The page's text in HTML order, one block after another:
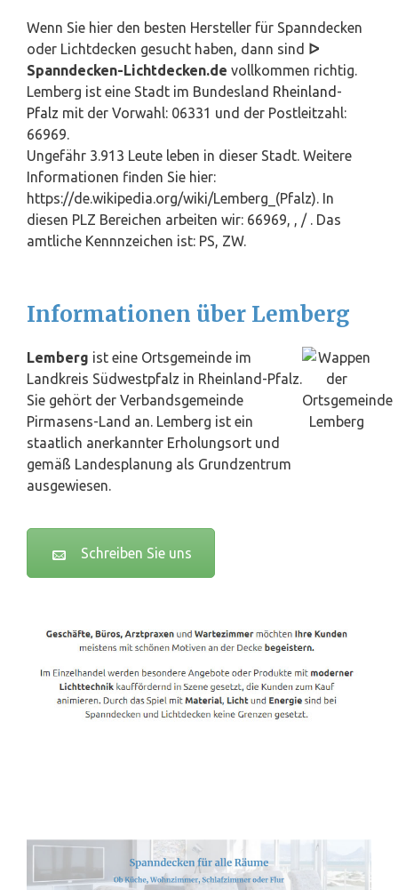
Wenn Sie hier den besten Hersteller für Spanndecken
oder Lichtdecken gesucht haben, dann sind ᐅ
Spanndecken-Lichtdecken.de vollkommen richtig.
Lemberg ist eine Stadt im Bundesland Rheinland-
Pfalz mit der Vorwahl: 06331 und der Postleitzahl:
66969.
Ungefähr 3.913 Leute leben in dieser Stadt. Weitere
Informationen finden Sie hier:
https://de.wikipedia.org/wiki/Lemberg_(Pfalz). In
diesen PLZ Bereichen arbeiten wir: 66969, , / . Das
amtliche Kennnzeichen ist: PS, ZW.
Informationen über Lemberg
Lemberg ist eine Ortsgemeinde im
Landkreis Südwestpfalz in Rheinland-Pfalz.
Sie gehört der Verbandsgemeinde
Pirmasens-Land an. Lemberg ist ein
staatlich anerkannter Erholungsort und
gemäß Landesplanung als Grundzentrum
ausgewiesen.
Schreiben Sie uns